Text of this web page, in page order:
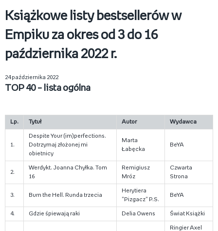
Książkowe listy bestsellerów w
Empiku za okres od 3 do 16
października 2022 r.
24 października 2022
TOP 40 – lista ogólna
Lp. Tytuł Autor Wydawca
1.
Despite Your (im)perfections.
Dotrzymaj złożonej mi
obietnicy
Marta
Łabęcka
BeYA
2.
Werdykt. Joanna Chyłka. Tom
16
Remigiusz
Mróz
Czwarta
Strona
3. Burn the Hell. Runda trzecia
Herytiera
"Pizgacz" P.S.
BeYA
4. Gdzie śpiewają raki Delia Owens Świat Książki
Ringier Axel